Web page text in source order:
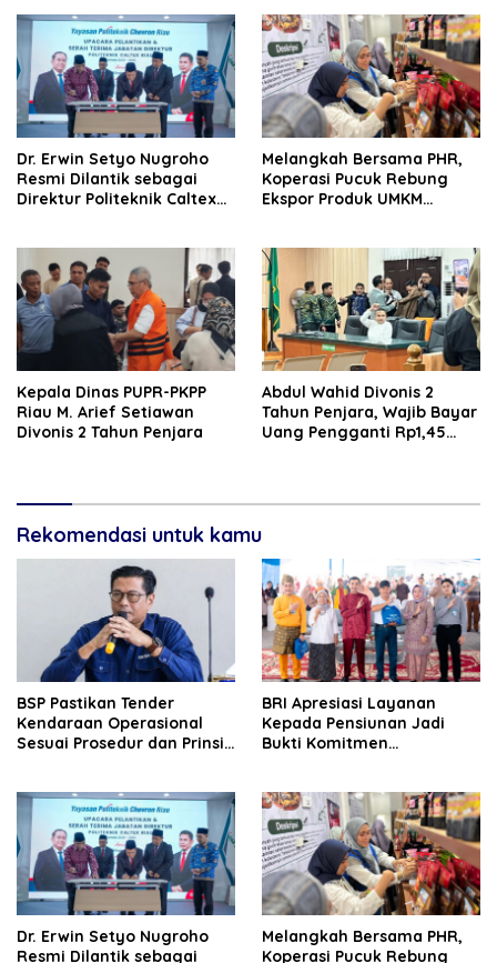
‎Dr. Erwin Setyo Nugroho
Resmi Dilantik sebagai
Direktur Politeknik Caltex
Melangkah Bersama PHR,
Koperasi Pucuk Rebung
Ekspor Produk UMKM
Kepala Dinas PUPR-PKPP
Riau M. Arief Setiawan
Divonis 2 Tahun Penjara
‎‎Abdul Wahid Divonis 2
Tahun Penjara, Wajib Bayar
Uang Pengganti Rp1,45
Rekomendasi untuk kamu
BSP Pastikan Tender
Kendaraan Operasional
Sesuai Prosedur dan Prinsip
BRI Apresiasi Layanan
Kepada Pensiunan Jadi
Bukti Komitmen
‎Dr. Erwin Setyo Nugroho
Resmi Dilantik sebagai
Melangkah Bersama PHR,
Koperasi Pucuk Rebung